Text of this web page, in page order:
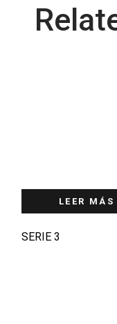
LEER MÁS
SERIE 3